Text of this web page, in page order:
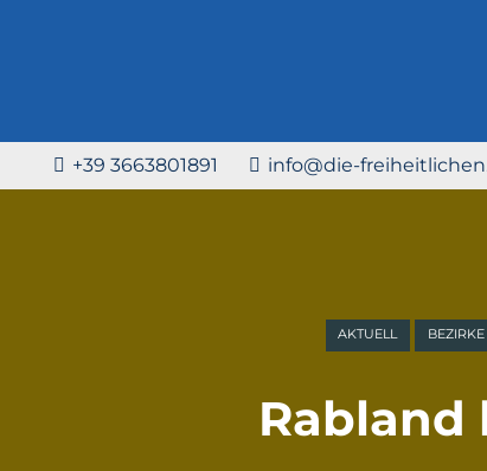
+39 3663801891 info@die-
AKTUELL BEZIRKE